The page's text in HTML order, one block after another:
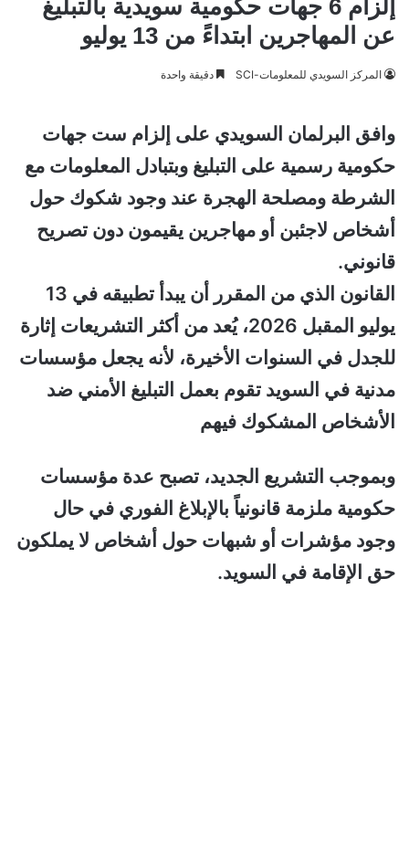
إلزام 6 جهات حكومية سويدية بالتبليغ
عن المهاجرين ابتداءً من 13 يوليو
المركز السويدي للمعلومات-SCI دقيقة واحدة
وافق البرلمان السويدي على إلزام ست جهات
حكومية رسمية على التبليغ وبتبادل المعلومات مع
الشرطة ومصلحة الهجرة عند وجود شكوك حول
أشخاص لاجئبن أو مهاجرين يقيمون دون تصريح
قانوني.
القانون الذي من المقرر أن يبدأ تطبيقه في 13
يوليو المقبل 2026، يُعد من أكثر التشريعات إثارة
للجدل في السنوات الأخيرة، لأنه يجعل مؤسسات
مدنية في السويد تقوم بعمل التبليغ الأمني ضد
الأشخاص المشكوك فيهم
وبموجب التشريع الجديد، تصبح عدة مؤسسات
حكومية ملزمة قانونياً بالإبلاغ الفوري في حال
وجود مؤشرات أو شبهات حول أشخاص لا يملكون
حق الإقامة في السويد.